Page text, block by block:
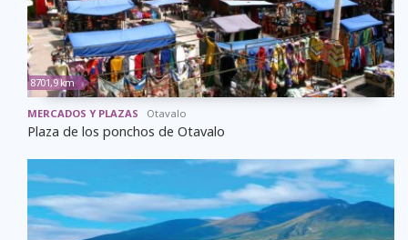
8701,9 km
MERCADOS Y PLAZAS Otavalo
Plaza de los ponchos de Otavalo